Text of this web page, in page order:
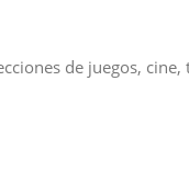
de juegos,